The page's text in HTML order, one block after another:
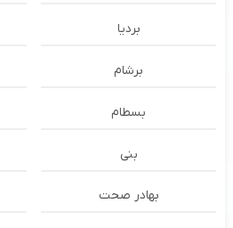
بردیا
برشام
بسطام
بنی
بهادر صحت